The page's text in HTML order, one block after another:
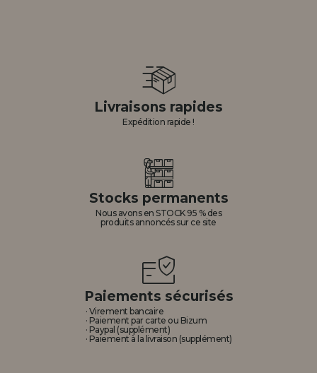
Livraisons rapides
Expédition rapide !
Stocks permanents
Nous avons en STOCK 95 % des
produits annoncés sur ce site
Paiements sécurisés
· Virement bancaire
· Paiement par carte ou Bizum
· Paypal (supplément)
· Paiement à la livraison (supplément)